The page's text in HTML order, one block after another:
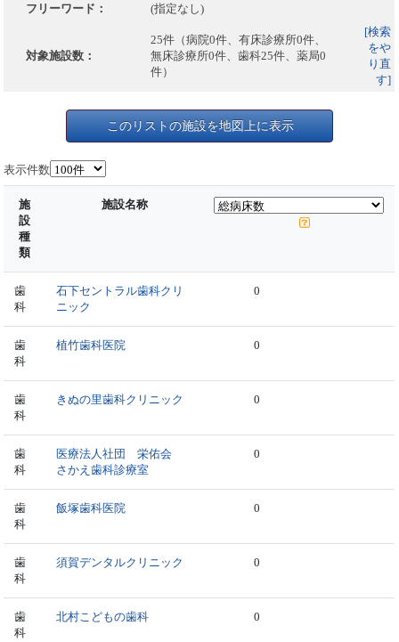
フリーワード： (指定なし)
対象施設数：
25件（病院0件、有床診療所0件、
無床診療所0件、歯科25件、薬局0
件）
[検索
をや
り直
す]
このリストの施設を地図上に表示
表示件数
施
設
種
類
施設名称
歯
科
石下セントラル歯科クリ
ニック
0
歯
科
植竹歯科医院 0
歯
科
きぬの里歯科クリニック 0
歯
科
医療法人社団 栄佑会
さかえ歯科診療室
0
歯
科
飯塚歯科医院 0
歯
科
須賀デンタルクリニック 0
歯
科
北村こどもの歯科 0